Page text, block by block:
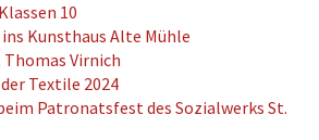
10
Kunsthaus Alte Mühle
Virnich
Textile 2024
Patronatsfest des Sozialwerks St.